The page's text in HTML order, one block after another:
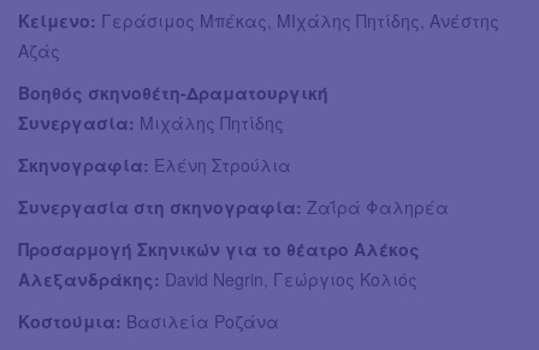
Κείμενο: Γεράσιμος Μπέκας, ΜΙχάλης Πητίδης, Ανέστης
Αζάς
Βοηθός σκηνοθέτη-Δραματουργική
Συνεργασία: Μιχάλης Πητίδης
Σκηνογραφία: Ελένη Στρούλια
Συνεργασία στη σκηνογραφία: Ζαΐρά Φαληρέα
Προσαρμογή Σκηνικών για το θέατρο Αλέκος
Αλεξανδράκης: David Negrin, Γεώργιος Κολιός
Κοστούμια: Βασιλεία Ροζάνα